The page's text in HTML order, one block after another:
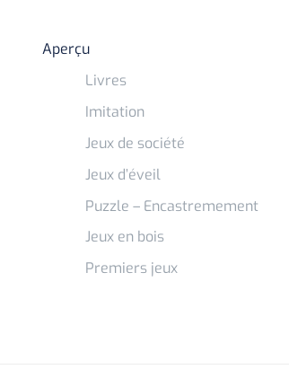
Aperçu
Livres
Imitation
Jeux de société
Jeux d’éveil
Puzzle – Encastremement
Jeux en bois
Premiers jeux